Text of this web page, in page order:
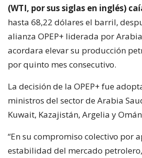
(WTI, por sus siglas en inglés)
hasta 68,22 dólares el barril,
alianza OPEP+ liderada por
acordara elevar su producción
por quinto mes consecutivo.
La decisión de la OPEP+ fue
ministros del sector de Arabia
Kuwait, Kazajistán, Argelia y
“En su compromiso colectivo por
estabilidad del mercado